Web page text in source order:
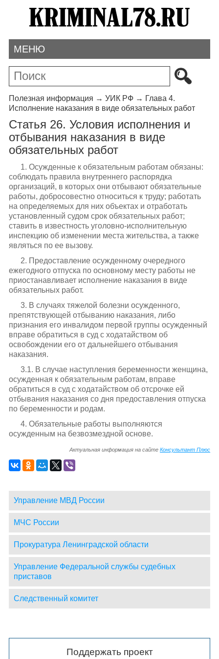
МЕНЮ
Полезная информация → УИК РФ→ Глава 4.
Исполнение наказания в виде обязательных работ
Статья 26. Условия исполнения и
отбывания наказания в виде
обязательных работ
1. Осужденные к обязательным работам обязаны:
соблюдать правила внутреннего распорядка
организаций, в которых они отбывают обязательные
работы, добросовестно относиться к труду; работать
на определяемых для них объектах и отработать
установленный судом срок обязательных работ;
ставить в известность уголовно-исполнительную
инспекцию об изменении места жительства, а также
являться по ее вызову.
2. Предоставление осужденному очередного
ежегодного отпуска по основному месту работы не
приостанавливает исполнение наказания в виде
обязательных работ.
3. В случаях тяжелой болезни осужденного,
препятствующей отбыванию наказания, либо
признания его инвалидом первой группы осужденный
вправе обратиться в суд с ходатайством об
освобождении его от дальнейшего отбывания
наказания.
3.1. В случае наступления беременности женщина,
осужденная к обязательным работам, вправе
обратиться в суд с ходатайством об отсрочке ей
отбывания наказания со дня предоставления отпуска
по беременности и родам.
4. Обязательные работы выполняются
осужденным на безвозмездной основе.
Актуальная информация на сайтеКонсультант Плюс
Управление МВД России
МЧС России
Прокуратура Ленинградской области
Управление Федеральной службы судебных
приставов
Следственный комитет
Поддержать проект